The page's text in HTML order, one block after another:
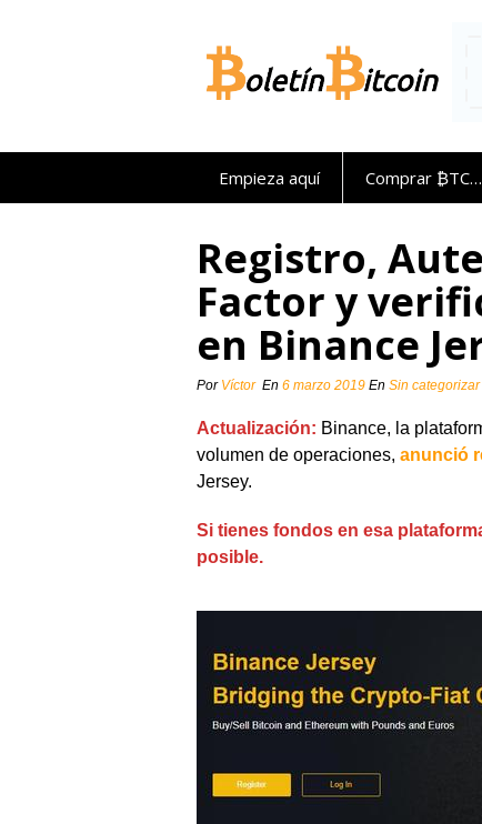
Empieza aquí Comprar ₿TC…
Registro,
Factor y
en Binance
Por Víctor En 6 marzo 2019 En Sin categorizar
Actualización: Binance, la
volumen de operaciones, anunció
Jersey.
Si tienes fondos en esa
posible.